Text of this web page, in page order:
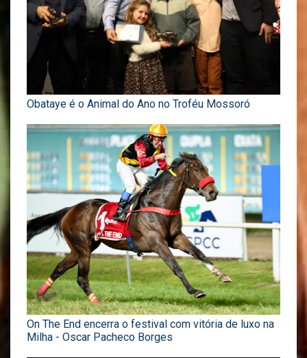
Obataye é o Animal do Ano no Troféu Mossoró
On The End encerra o festival com vitória de luxo na
Milha - Oscar Pacheco Borges